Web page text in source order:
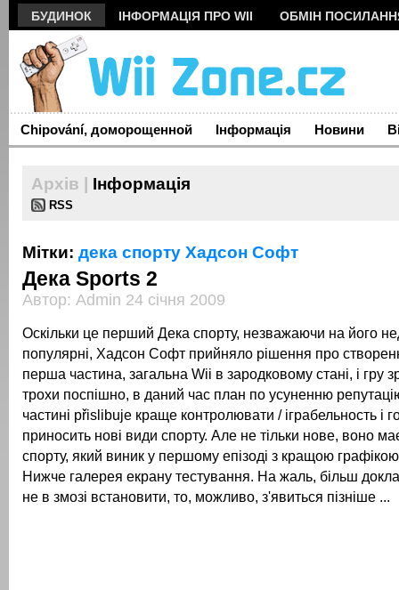
БУДИНОК ІНФОРМАЦІЯ ПРО WII ОБМІН
Chipování, доморощенной Інформація Новини
Архів | Інформація
RSS
Мітки: дека спорту Хадсон Софт
Дека Sports 2
Автор: Admin 24 січня 2009
Оскільки це перший Дека спорту, незважаючи на його
популярні, Хадсон Софт прийняло рішення про
перша частина, загальна Wii в зародковому стані, і гру
трохи поспішно, в даний час план по усуненню
частині přislibuje краще контролювати / іграбельность і
приносить нові види спорту. Але не тільки нове, воно
спорту, який виник у першому епізоді з кращою
Нижче галерея екрану тестування. На жаль, більш
не в змозі встановити, то, можливо, з'явиться пізніше ...